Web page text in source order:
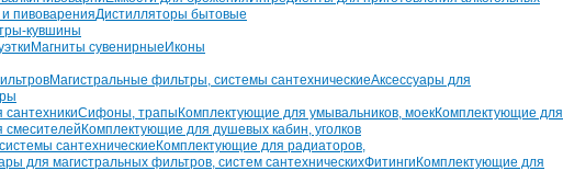
пивоваренияДистилляторы бытовые
кувшины
Магниты сувенирные Иконы
Магистральные фильтры, системы сантехническиеАксессуары для
сантехникиСифоны, трапы Комплектующие для умывальников, моекКомплектующие для
смесителей Комплектующие для душевых кабин, уголков
сантехнические Комплектующие для радиаторов,
для магистральных фильтров, систем сантехническихФитинги Комплектующие для